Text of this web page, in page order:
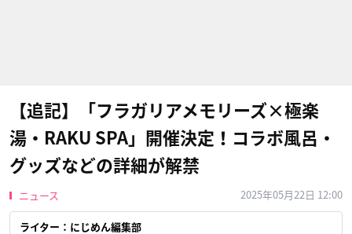
【追記】「フラガリアメモリーズ×極楽
湯・RAKU SPA」開催決定！コラボ風呂・
グッズなどの詳細が解禁
ニュース 2025年05月22日 12:00
ライター：にじめん編集部